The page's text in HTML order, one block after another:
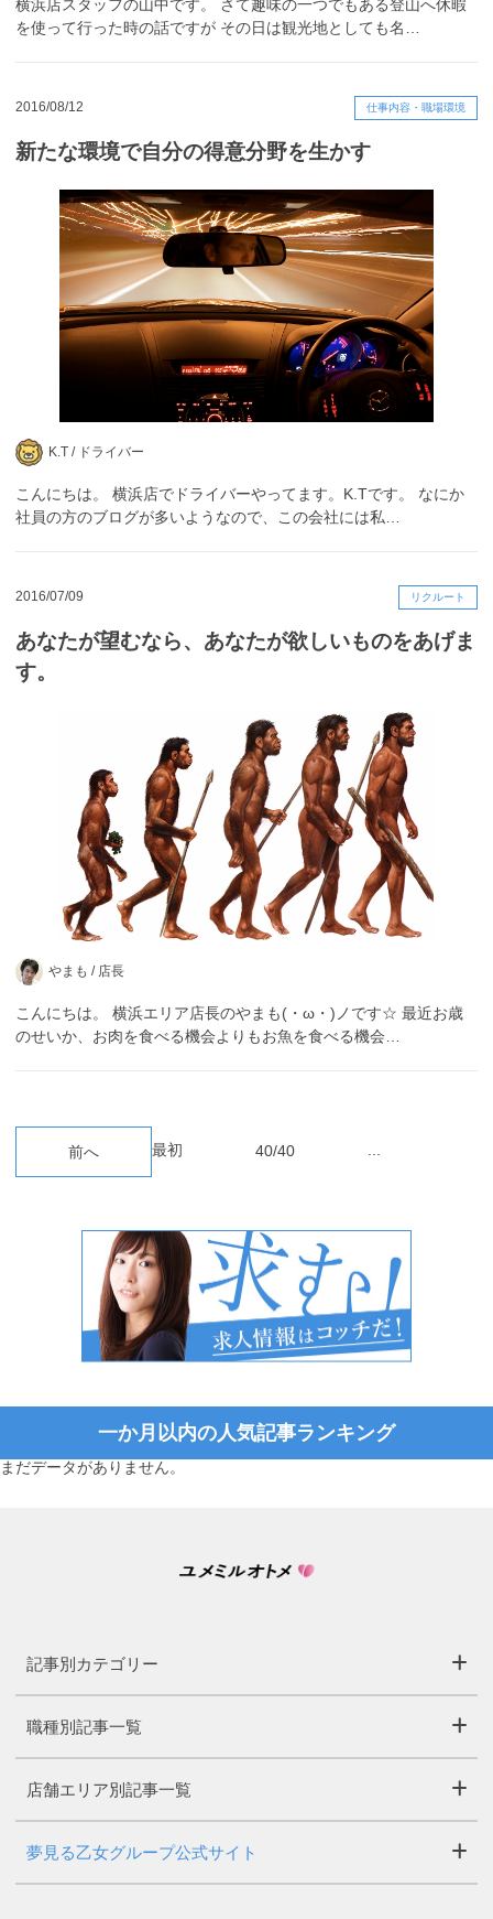
横浜店スタッフの山中です。 さて趣味の一つでもある登山へ休暇
を使って行った時の話ですが その日は観光地としても名…
2016/08/12 仕事内容・職場環境
新たな環境で自分の得意分野を生かす
K.T / ドライバー
こんにちは。 横浜店でドライバーやってます。K.Tです。 なにか
社員の方のブログが多いようなので、この会社には私…
2016/07/09 リクルート
あなたが望むなら、あなたが欲しいものをあげま
す。
やまも / 店長
こんにちは。 横浜エリア店長のやまも(・ω・)ノです☆ 最近お歳
のせいか、お肉を食べる機会よりもお魚を食べる機会…
最初
前へ 40/40
一か月以内の人気記事ランキング
まだデータがありません。
記事別カテゴリー
職種別記事一覧
店舗エリア別記事一覧
夢見る乙女グループ公式サイト